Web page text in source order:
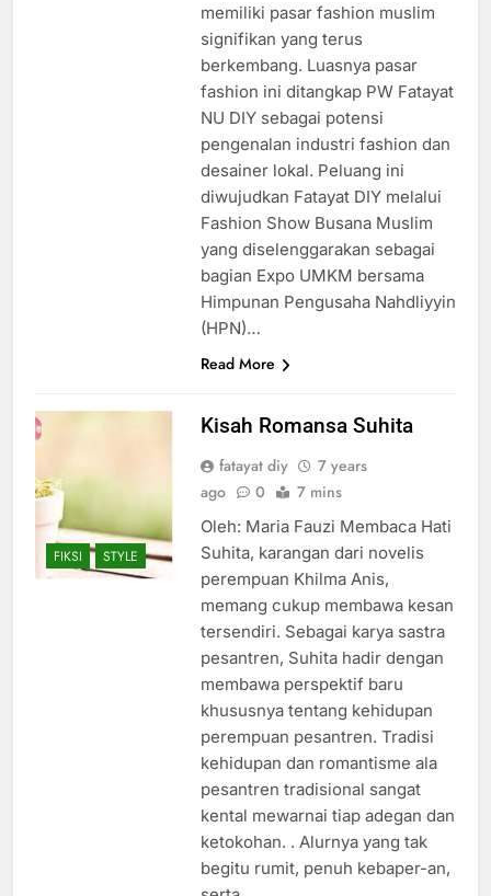
memiliki pasar fashion muslim
signifikan yang terus
berkembang. Luasnya pasar
fashion ini ditangkap PW Fatayat
NU DIY sebagai potensi
pengenalan industri fashion dan
desainer lokal. Peluang ini
diwujudkan Fatayat DIY melalui
Fashion Show Busana Muslim
yang diselenggarakan sebagai
bagian Expo UMKM bersama
Himpunan Pengusaha Nahdliyyin
(HPN)…
Read More
FIKSI STYLE
Kisah Romansa Suhita
fatayat diy
7 years
ago
0 7 mins
Oleh: Maria Fauzi Membaca Hati
Suhita, karangan dari novelis
perempuan Khilma Anis,
memang cukup membawa kesan
tersendiri. Sebagai karya sastra
pesantren, Suhita hadir dengan
membawa perspektif baru
khususnya tentang kehidupan
perempuan pesantren. Tradisi
kehidupan dan romantisme ala
pesantren tradisional sangat
kental mewarnai tiap adegan dan
ketokohan. . Alurnya yang tak
begitu rumit, penuh kebaper-an,